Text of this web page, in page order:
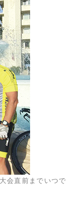
会直前までいつ